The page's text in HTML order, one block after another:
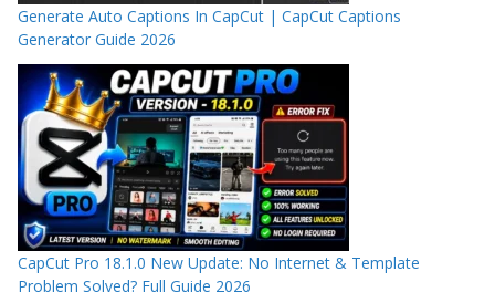
Generate Auto Captions In CapCut | CapCut Captions
Generator Guide 2026
CapCut Pro 18.1.0 New Update: No Internet & Template
Problem Solved? Full Guide 2026